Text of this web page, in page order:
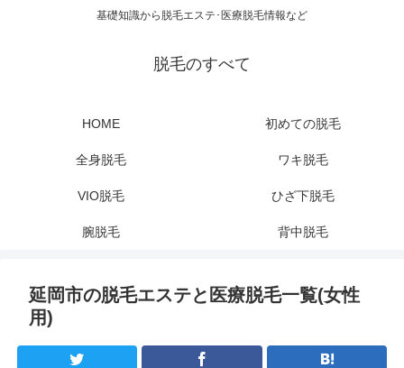
基礎知識から脱毛エステ･医療脱毛情報など
脱毛のすべて
HOME 初めての脱毛
全身脱毛 ワキ脱毛
VIO脱毛 ひざ下脱毛
腕脱毛 背中脱毛
延岡市の脱毛エステと医療脱毛一覧(女性
用)